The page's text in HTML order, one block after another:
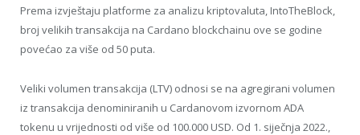
Prema izvještaju platforme za analizu kriptovaluta, IntoTheBlock,
broj velikih transakcija na Cardano blockchainu ove se godine
povećao za više od 50 puta.
Veliki volumen transakcija (LTV) odnosi se na agregirani volumen
iz transakcija denominiranih u Cardanovom izvornom ADA
tokenu u vrijednosti od više od 100.000 USD. Od 1. siječnja 2022.,